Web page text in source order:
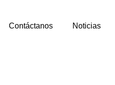
Contáctanos Noticias